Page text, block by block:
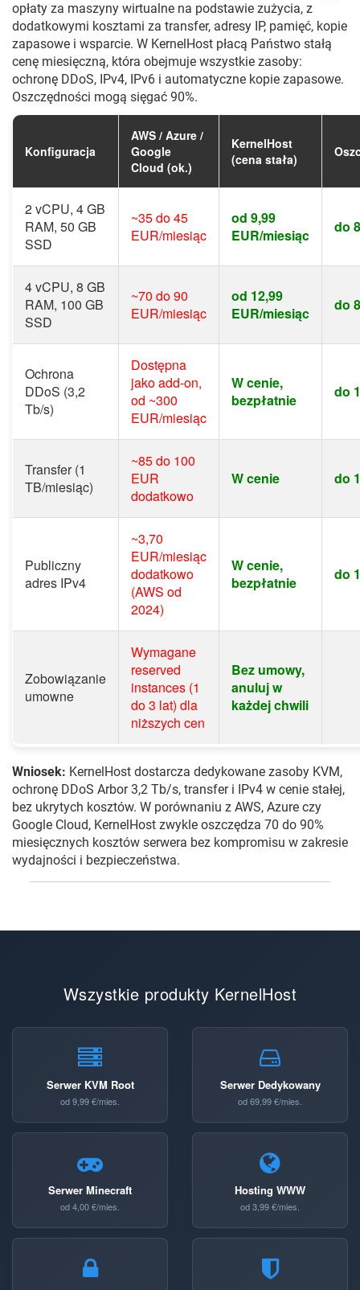
opłaty za maszyny wirtualne na podstawie zużycia, z
dodatkowymi kosztami za transfer, adresy IP, pamięć, kopie
zapasowe i wsparcie. W KernelHost płacą Państwo stałą
cenę miesięczną, która obejmuje wszystkie zasoby:
ochronę DDoS, IPv4, IPv6 i automatyczne kopie zapasowe.
Oszczędności mogą sięgać 90%.
Konfiguracja
AWS / Azure /
Google
Cloud (ok.)
KernelHost
(cena stała)
2 vCPU, 4 GB
RAM, 50 GB
SSD
~35 do 45
EUR/miesiąc
od 9,99
EUR/miesiąc
do
4 vCPU, 8 GB
RAM, 100 GB
SSD
~70 do 90
EUR/miesiąc
od 12,99
EUR/miesiąc
do
Ochrona
DDoS (3,2
Tb/s)
Dostępna
jako add-on,
od ~300
EUR/miesiąc
W cenie,
bezpłatnie
do
Transfer (1
TB/miesiąc)
~85 do 100
EUR
dodatkowo
W cenie do
Publiczny
adres IPv4
~3,70
EUR/miesiąc
dodatkowo
(AWS od
2024)
W cenie,
bezpłatnie
do
Zobowiązanie
umowne
Wymagane
reserved
instances (1
do 3 lat) dla
niższych cen
Bez umowy,
anuluj w
każdej chwili
Wniosek: KernelHost dostarcza dedykowane zasoby KVM,
ochronę DDoS Arbor 3,2 Tb/s, transfer i IPv4 w cenie stałej,
bez ukrytych kosztów. W porównaniu z AWS, Azure czy
Google Cloud, KernelHost zwykle oszczędza 70 do 90%
miesięcznych kosztów serwera bez kompromisu w zakresie
wydajności i bezpieczeństwa.
Wszystkie produkty KernelHost
Serwer KVM Root
od 9,99 €/mies.
Serwer Dedykowany
od 69,99 €/mies.
Serwer Minecraft
od 4,00 €/mies.
Hosting WWW
od 3,99 €/mies.